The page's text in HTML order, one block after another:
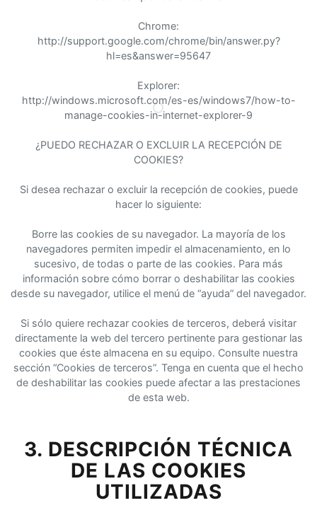
Chrome:
http://support.google.com/chrome/bin/answer.py?
hl=es&answer=95647
Explorer:
http://windows.microsoft.com/es-es/windows7/how-to-
manage-cookies-in-internet-explorer-9
¿PUEDO RECHAZAR O EXCLUIR LA RECEPCIÓN DE
COOKIES?
Si desea rechazar o excluir la recepción de cookies, puede
hacer lo siguiente:
Borre las cookies de su navegador. La mayoría de los
navegadores permiten impedir el almacenamiento, en lo
sucesivo, de todas o parte de las cookies. Para más
información sobre cómo borrar o deshabilitar las cookies
desde su navegador, utilice el menú de “ayuda” del navegador.
Si sólo quiere rechazar cookies de terceros, deberá visitar
directamente la web del tercero pertinente para gestionar las
cookies que éste almacena en su equipo. Consulte nuestra
sección “Cookies de terceros”. Tenga en cuenta que el hecho
de deshabilitar las cookies puede afectar a las prestaciones
de esta web.
3. DESCRIPCIÓN TÉCNICA
DE LAS COOKIES
UTILIZADAS